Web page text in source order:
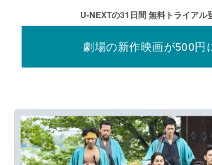
U-NEXTの31⽇間 無料トライアル
劇場の新作映画が500円